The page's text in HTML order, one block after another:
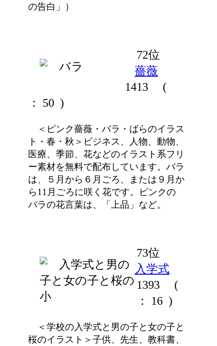
の告白」）
72位
薔薇
1413
(
： 50 )
＜ピンク薔薇・バラ・ばらのイラス
ト・春・秋＞ビジネス、人物、動物、
医療、季節、花などのイラスト系フリ
ー素材を無料で配布しています。バラ
は、５月から６月ごろ、または９月か
ら11月ごろに咲く花です。ピンクの
バラの花言葉は、「上品」など。
73位
入学式
1393
(
： 16 )
＜学校の入学式と男の子と女の子と
桜のイラスト＞子供、先生、教科書、